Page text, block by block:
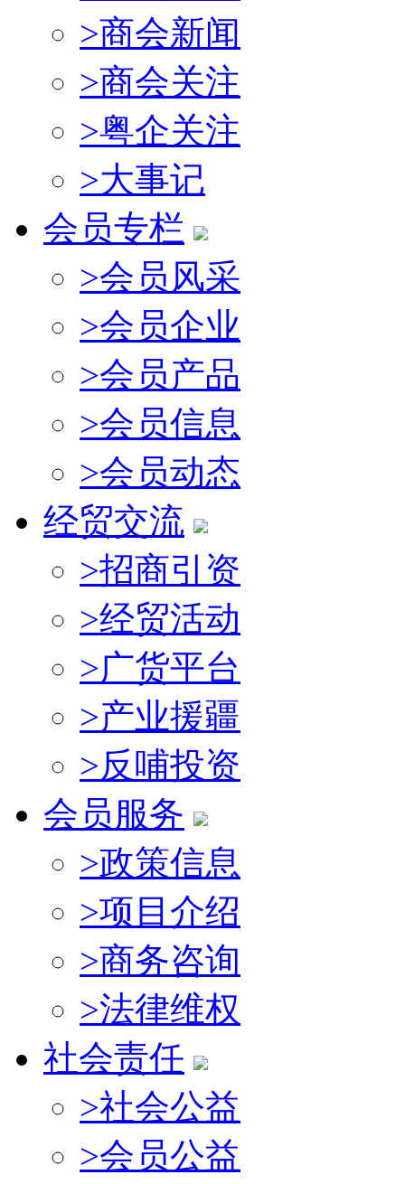
>商会新闻
>商会关注
>粤企关注
>大事记
会员专栏
>会员风采
>会员企业
>会员产品
>会员信息
>会员动态
经贸交流
>招商引资
>经贸活动
>广货平台
>产业援疆
>反哺投资
会员服务
>政策信息
>项目介绍
>商务咨询
>法律维权
社会责任
>社会公益
>会员公益